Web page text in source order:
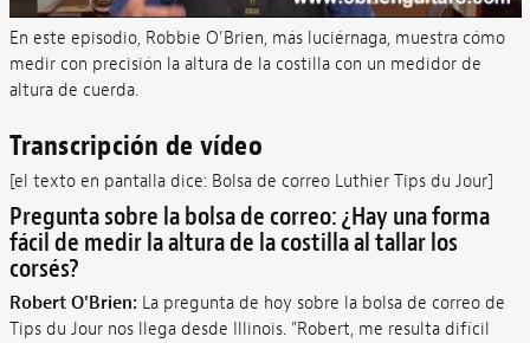
En este episodio, Robbie O’Brien, más luciérnaga, muestra cómo
medir con precisión la altura de la costilla con un medidor de
altura de cuerda.
Transcripción de vídeo
[el texto en pantalla dice: Bolsa de correo Luthier Tips du Jour]
Pregunta sobre la bolsa de correo: ¿Hay una forma
fácil de medir la altura de la costilla al tallar los
corsés?
Robert O'Brien: La pregunta de hoy sobre la bolsa de correo de
Tips du Jour nos llega desde Illinois. "Robert, me resulta difícil